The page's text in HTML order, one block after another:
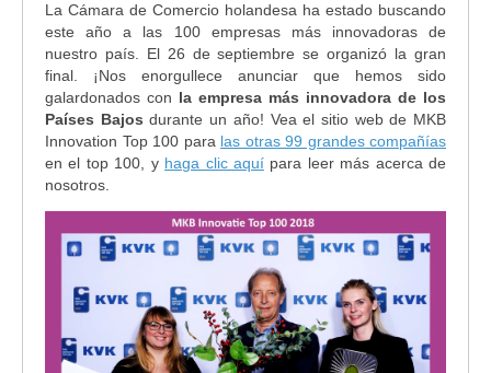
La Cámara de Comercio holandesa ha estado buscando
este año a las 100 empresas más innovadoras de
nuestro país. El 26 de septiembre se organizó la gran
final. ¡Nos enorgullece anunciar que hemos sido
galardonados con la empresa más innovadora de los
Países Bajos durante un año! Vea el sitio web de MKB
Innovation Top 100 para las otras 99 grandes compañías
en el top 100, y haga clic aquípara leer más acerca de
nosotros.